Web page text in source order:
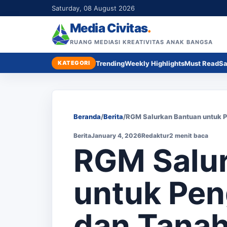
Saturday, 08 August 2026
Media Civitas.
RUANG MEDIASI KREATIVITAS ANAK BANGSA
KATEGORI TrendingWeekly HighlightsMust Read
Beranda/Berita/RGM Salurkan Bantuan untuk
BeritaJanuary 4, 2026Redaktur2 menit baca
RGM
untuk